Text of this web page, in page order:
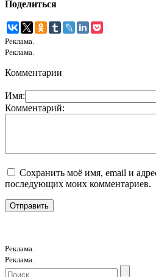
Поделиться
Реклама.
Реклама.
Комментарии
Имя:
Комментарий:
Сохранить моё имя, email и
последующих моих комментариев.
Реклама.
Реклама.